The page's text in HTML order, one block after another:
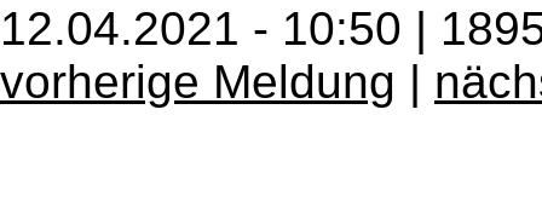
12.04.2021 - 10:50 |
vorherige Meldung |